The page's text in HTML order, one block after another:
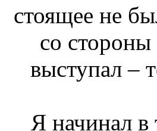
стоящее не
со стороны
выступал –
Я начинал в